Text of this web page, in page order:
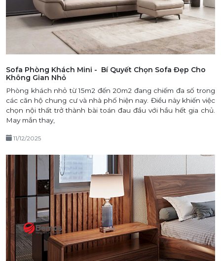
Sofa Phòng Khách Mini - Bí Quyết Chọn Sofa Đẹp Cho
Không Gian Nhỏ
Phòng khách nhỏ từ 15m2 đến 20m2 đang chiếm đa số trong
các căn hộ chung cư và nhà phố hiện nay. Điều này khiến việc
chọn nội thất trở thành bài toán đau đầu với hầu hết gia chủ.
May mắn thay,
11/12/2025